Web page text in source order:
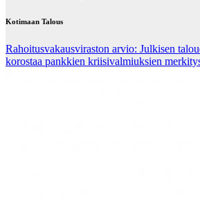
Kotimaan Talous
Rahoitusvakausviraston arvio: Julkisen
korostaa pankkien kriisivalmiuksien